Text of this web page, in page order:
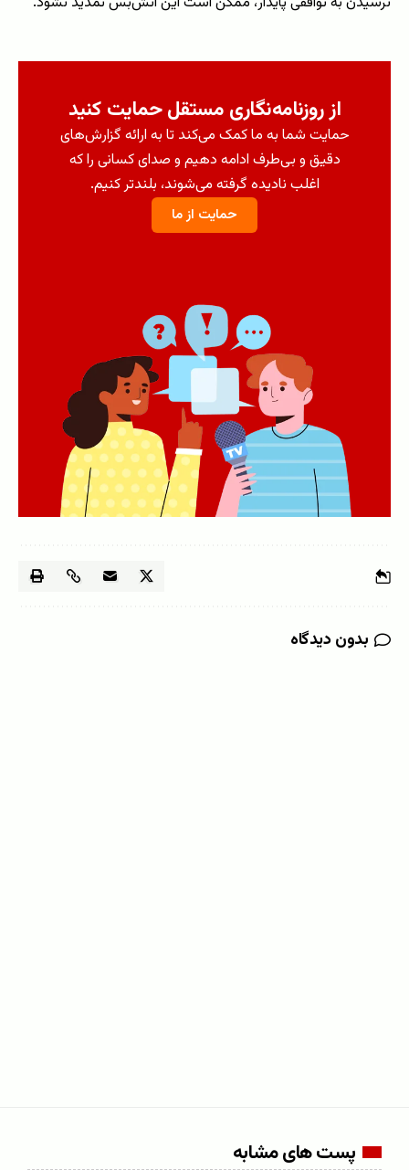
از روزنامه‌نگاری مستقل حمایت کنید
حمایت شما به ما کمک می‌کند تا به ارائه گزارش‌های
دقیق و بی‌طرف ادامه دهیم و صدای کسانی را که
اغلب نادیده گرفته می‌شوند، بلندتر کنیم.
حمایت از ما
بدون دیدگاه
پست های مشابه